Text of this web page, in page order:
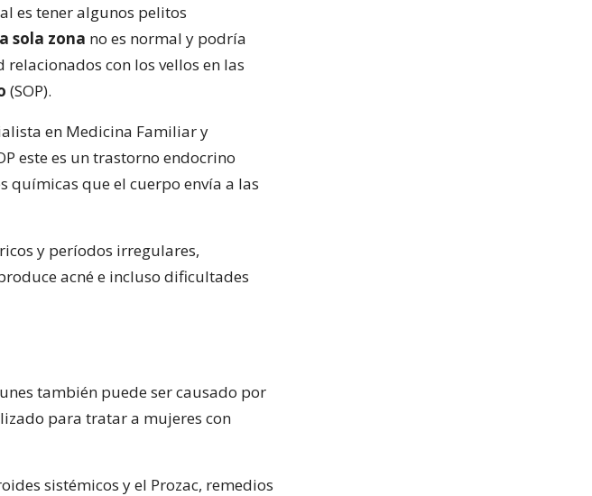
es tener algunos pelitos
sola zona no es normal y podría
con los vellos en las
(SOP).
en Medicina Familiar y
este es un trastorno endocrino
químicas que el cuerpo envía a las
y períodos irregulares,
acné e incluso dificultades
también puede ser causado por
para tratar a mujeres con
sistémicos y el Prozac, remedios